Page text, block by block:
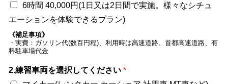
6時間 40,000円(1日又は2日間で実施。様々なシチュ
エーションを体験できるプラン)
《補足事項》
・実費：ガソリン代(数百円程)、利用時は高速道路、首都高速道路、有
料駐車場代金
2.練習車両を選択してください *